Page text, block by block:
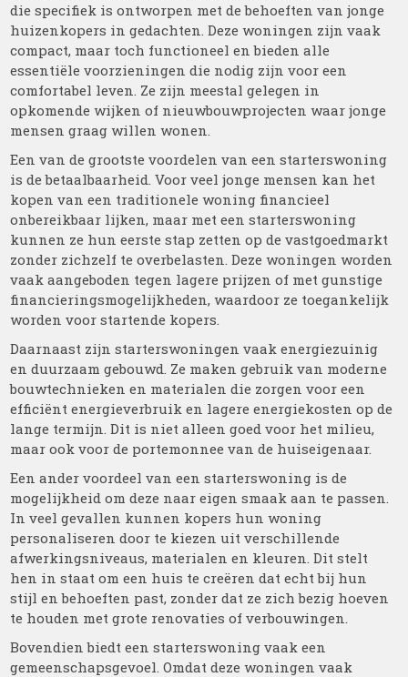
die specifiek is ontworpen met de behoeften van jonge
huizenkopers in gedachten. Deze woningen zijn vaak
compact, maar toch functioneel en bieden alle
essentiële voorzieningen die nodig zijn voor een
comfortabel leven. Ze zijn meestal gelegen in
opkomende wijken of nieuwbouwprojecten waar jonge
mensen graag willen wonen.
Een van de grootste voordelen van een starterswoning
is de betaalbaarheid. Voor veel jonge mensen kan het
kopen van een traditionele woning financieel
onbereikbaar lijken, maar met een starterswoning
kunnen ze hun eerste stap zetten op de vastgoedmarkt
zonder zichzelf te overbelasten. Deze woningen worden
vaak aangeboden tegen lagere prijzen of met gunstige
financieringsmogelijkheden, waardoor ze toegankelijk
worden voor startende kopers.
Daarnaast zijn starterswoningen vaak energiezuinig
en duurzaam gebouwd. Ze maken gebruik van moderne
bouwtechnieken en materialen die zorgen voor een
efficiënt energieverbruik en lagere energiekosten op de
lange termijn. Dit is niet alleen goed voor het milieu,
maar ook voor de portemonnee van de huiseigenaar.
Een ander voordeel van een starterswoning is de
mogelijkheid om deze naar eigen smaak aan te passen.
In veel gevallen kunnen kopers hun woning
personaliseren door te kiezen uit verschillende
afwerkingsniveaus, materialen en kleuren. Dit stelt
hen in staat om een huis te creëren dat echt bij hun
stijl en behoeften past, zonder dat ze zich bezig hoeven
te houden met grote renovaties of verbouwingen.
Bovendien biedt een starterswoning vaak een
gemeenschapsgevoel. Omdat deze woningen vaak